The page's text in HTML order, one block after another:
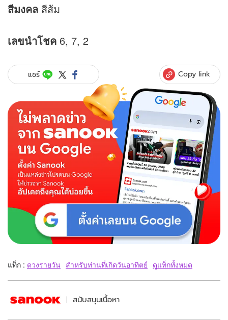
สีมงคล สีส้ม
เลขนำโชค 6, 7, 2
แชร์ Copy link
แท็ก : ดวงรายวัน สำหรับท่านที่เกิดวันอาทิตย์ ดูแท็กทั้งหมด
สนับสนุนเนื้อหา